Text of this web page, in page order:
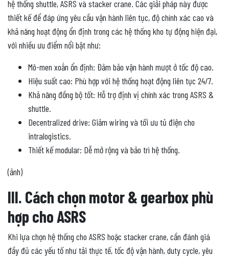
hệ thống shuttle, ASRS và stacker crane. Các giải pháp này được
thiết kế để đáp ứng yêu cầu vận hành liên tục, độ chính xác cao và
khả năng hoạt động ổn định trong các hệ thống kho tự động hiện đại,
với nhiều ưu điểm nổi bật như:
Mô-men xoắn ổn định: Đảm bảo vận hành mượt ở tốc độ cao.
Hiệu suất cao: Phù hợp với hệ thống hoạt động liên tục 24/7.
Khả năng đồng bộ tốt: Hỗ trợ định vị chính xác trong ASRS &
shuttle.
Decentralized drive: Giảm wiring và tối ưu tủ điện cho
intralogistics.
Thiết kế modular: Dễ mở rộng và bảo trì hệ thống.
(ảnh)
III. Cách chọn motor & gearbox phù
hợp cho ASRS
Khi lựa chọn hệ thống cho ASRS hoặc stacker crane, cần đánh giá
đầy đủ các yếu tố như tải thực tế, tốc độ vận hành, duty cycle, yêu